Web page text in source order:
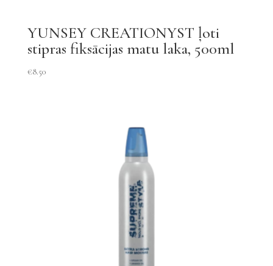
YUNSEY CREATIONYST ļoti
stipras fiksācijas matu laka, 500ml
€8.50